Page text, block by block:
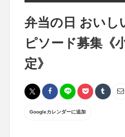
弁当の日 おいし
ピソード募集《
定》
Googleカレンダーに追加